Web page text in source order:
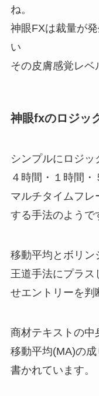
ね。
神眼FXは裁量が
い
その皮膚感覚レベ
神眼fxのロジッ
シンプルにロジッ
４時間・１時間・
マルチタイムフレ
する手法のようで
移動平均とボリン
王道手法にプラス
せエントリーを判
商材テキストの中
移動平均(MA)の
書かれています。